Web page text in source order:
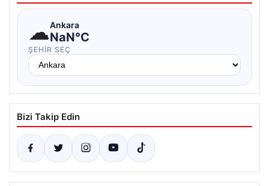
☁Ankara
NaN°C
ŞEHIR SEÇ
Bizi Takip Edin